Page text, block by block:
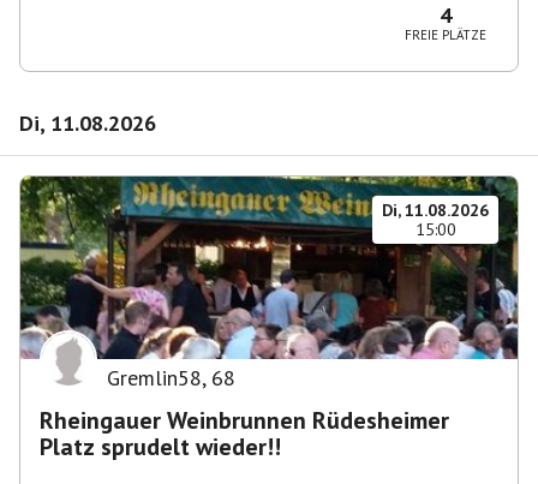
4
FREIE PLÄTZE
Di, 11.08.2026
Di, 11.08.2026
15:00
Gremlin58, 68
Rheingauer Weinbrunnen Rüdesheimer
Platz sprudelt wieder!!